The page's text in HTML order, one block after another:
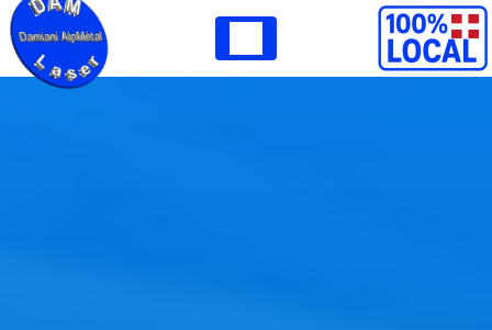
Panneau de gestion des cookies